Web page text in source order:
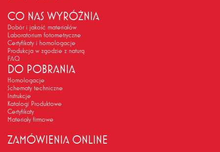
CO NAS WYRÓŻNIA
Dobór i jakość materiałów
Laboratorium fotometryczne
Certyfikaty i homologacje
Produkcja w zgodzie z naturą
FAQ
DO POBRANIA
Homologacje
Schematy techniczne
Instrukcje
Katalogi Produktowe
Certyfikaty
Materiały firmowe
ZAMÓWIENIA ONLINE